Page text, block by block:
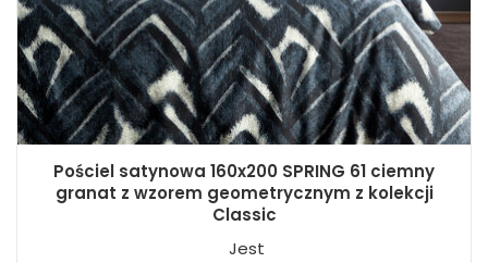
Pościel satynowa 160x200 SPRING 61 ciemny
granat z wzorem geometrycznym z kolekcji
Classic
Jest